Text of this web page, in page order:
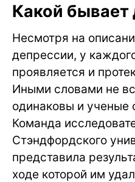
Какой бывает
Несмотря на
депрессии, у
проявляется и
Иными словами не
одинаковы и ученые
Команда
Стэндфордского
представила
ходе которой им